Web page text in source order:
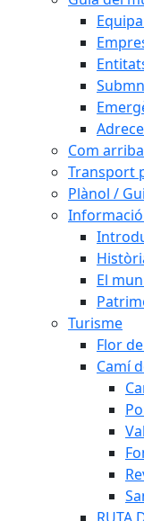
Com
Transport
Plànol /
El
Turisme
Flor
Camí